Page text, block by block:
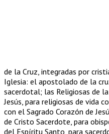
de la Cruz, integradas por
Iglesia: el apostolado de la
sacerdotal; las Religiosas de
Jesús, para religiosas de vida
con el Sagrado Corazón de
de Cristo Sacerdote, para
del Espíritu Santo, para